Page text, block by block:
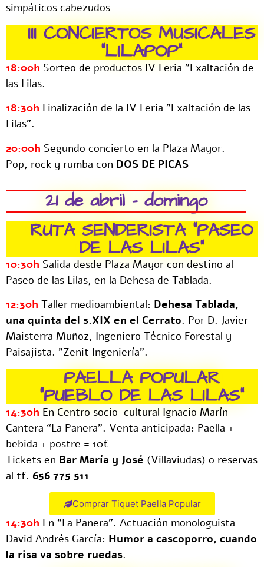
simpáticos cabezudos
III CONCIERTOS MUSICALES
"LILAPOP"
18:00h Sorteo de productos IV Feria ”Exaltación de
las Lilas.
18:30h Finalización de la IV Feria ”Exaltación de las
Lilas”.
20:00h Segundo concierto en la Plaza Mayor.
Pop, rock y rumba con DOS DE PICAS
21 de abril - domingo
RUTA SENDERISTA "PASEO
DE LAS LILAS"
10:30h Salida desde Plaza Mayor con destino al
Paseo de las Lilas, en la Dehesa de Tablada.
12:30h Taller medioambiental: Dehesa Tablada,
una quinta del s.XIX en el Cerrato. Por D. Javier
Maisterra Muñoz, Ingeniero Técnico Forestal y
Paisajista. ”Zenit Ingeniería”.
PAELLA POPULAR
"PUEBLO DE LAS LILAS"
14:30h En Centro socio-cultural Ignacio Marín
Cantera “La Panera”. Venta anticipada: Paella +
bebida + postre = 10€
Tickets en Bar María y José (Villaviudas) o reservas
al tf. 656 775 511
Comprar Tiquet Paella Popular
14:30h En “La Panera”. Actuación monologuista
David Andrés García: Humor a cascoporro, cuando
la risa va sobre ruedas.